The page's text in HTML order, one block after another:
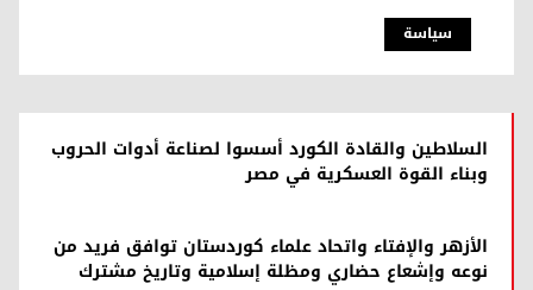
سیاسة
السلاطين والقادة الكورد أسسوا لصناعة أدوات الحروب
وبناء القوة العسكرية في مصر
الأزهر والإفتاء واتحاد علماء كوردستان توافق فريد من
نوعه وإشعاع حضاري ومظلة إسلامية وتاريخ مشترك